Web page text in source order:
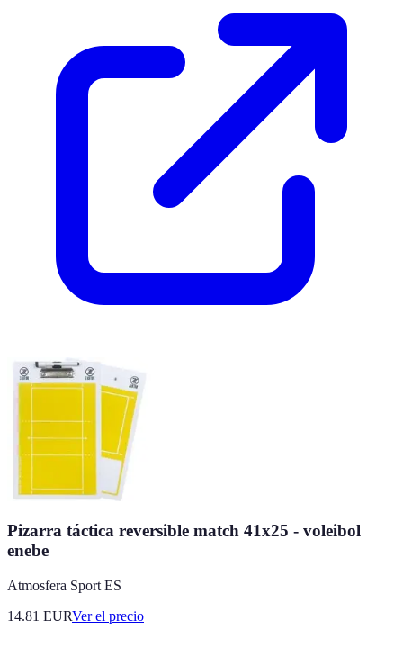
Pizarra táctica reversible match 41x25 - voleibol
enebe
Atmosfera Sport ES
14.81 EURVer el precio